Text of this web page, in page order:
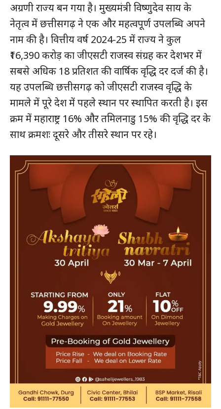
अग्रणी राज्य बन गया है। मुख्यमंत्री विष्णुदेव साय के
नेतृत्व में छत्तीसगढ़ ने एक और महत्वपूर्ण उपलब्धि अपने
नाम की है। वित्तीय वर्ष 2024-25 में राज्य ने कुल
₹16,390 करोड़ का जीएसटी राजस्व संग्रह कर देशभर में
सबसे अधिक 18 प्रतिशत की वार्षिक वृद्धि दर दर्ज की है।
यह उपलब्धि छत्तीसगढ़ को जीएसटी राजस्व वृद्धि के
मामले में पूरे देश में पहले स्थान पर स्थापित करती है। इस
क्रम में महाराष्ट्र 16% और तमिलनाडु 15% की वृद्धि दर के
साथ क्रमशः दूसरे और तीसरे स्थान पर रहे।